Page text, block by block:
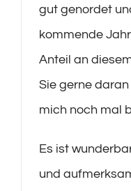
gut genordet
kommende
Anteil an
Sie gerne
mich noch mal
Es ist
und